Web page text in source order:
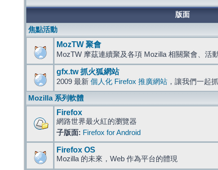
版面
焦點活動
MozTW 聚會
MozTW 摩茲連續聚及各項 Mozilla 相關聚會、活
gfx.tw 抓火狐網站
2009 最新 個人化 Firefox 推廣網站 ，讓我們一起
Mozilla 系列軟體
Firefox
網路世界最火紅的瀏覽器
子版面: Firefox for Android
Firefox OS
Mozilla 的未來，Web 作為平台的體現